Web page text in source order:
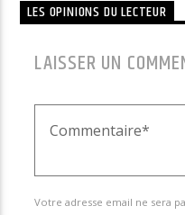
LES OPINIONS DU LECTEUR
LAISSER UN
Votre adresse email ne sera